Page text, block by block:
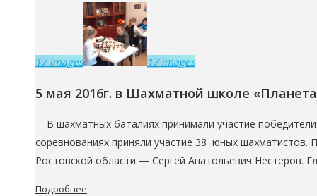
17 images 17 images
5 мая 2016г. в Шахматной школе
В шахматных баталиях принимали участие
соревнованиях приняли участие 38 юных шахматистов.
Ростовской области — Сергей Анатольевич Нестеров.
Подробнее